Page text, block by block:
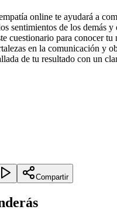
online te ayudará a
sentimientos de los demás y
cuestionario para conocer
en la comunicación y
de tu resultado con un
Compartir